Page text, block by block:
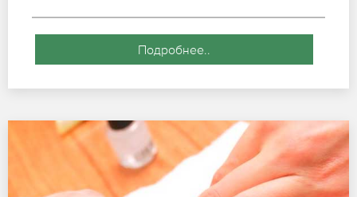
Подробнее..